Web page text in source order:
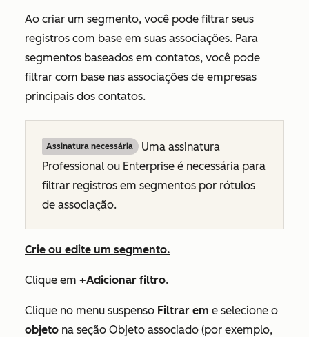
Ao criar um segmento, você pode filtrar seus
registros com base em suas associações. Para
segmentos baseados em contatos, você pode
filtrar com base nas associações de empresas
principais dos contatos.
Assinatura necessária
Uma assinatura
Professional ou Enterprise é necessária para
filtrar registros em segmentos por rótulos
de associação.
Crie ou edite um segmento.
Clique em +Adicionar filtro.
Clique no menu suspenso Filtrar em e selecione o
objeto na seção Objeto associado (por exemplo,